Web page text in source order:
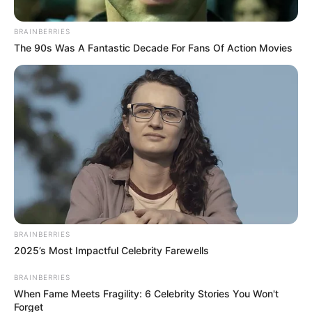
Pexels
Notificación asusta a propietarios: inquilinos ganarían
tres meses
Por:J. Adriana Pardo
Junio 11, 2025
BRAINBERRIES
The 90s Was A Fantastic Decade For Fans Of Action Movies
BRAINBERRIES
2025’s Most Impactful Celebrity Farewells
BRAINBERRIES
When Fame Meets Fragility: 6 Celebrity Stories You Won't
Forget